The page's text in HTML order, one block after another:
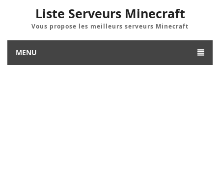
Liste Serveurs Minecraft
Vous propose les meilleurs serveurs Minecraft
MENU